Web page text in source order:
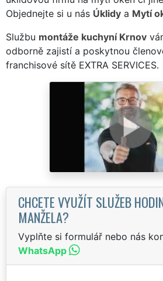
Objednejte si u nás Úklidy a Mytí
Službu montáže kuchyní Krnov
odborně zajistí a poskytnou
franchisové sítě EXTRA SERVICES.
CHCETE VYUŽÍT SLUŽEB
MANŽELA?
Vyplňte si formulář nebo nás
WhatsApp